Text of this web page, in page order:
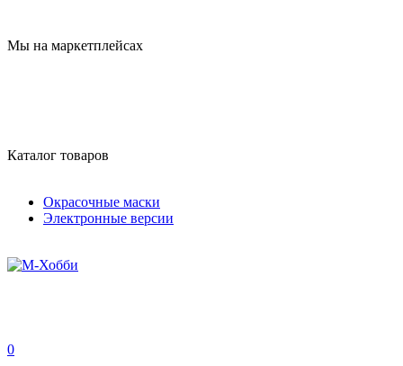
Мы на маркетплейсах
Каталог товаров
Окрасочные маски
Электронные версии
0